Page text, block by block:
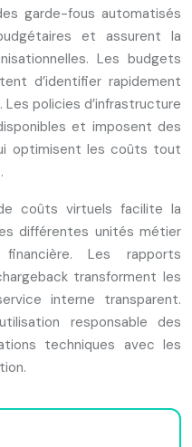
garde-fous automatisés
et assurent la
Les budgets
d’identifier rapidement
policies d’infrastructure
et imposent des
optimisent les coûts tout
coûts virtuels facilite la
différentes unités métier
Les rapports
transforment les
interne transparent.
responsable des
techniques avec les